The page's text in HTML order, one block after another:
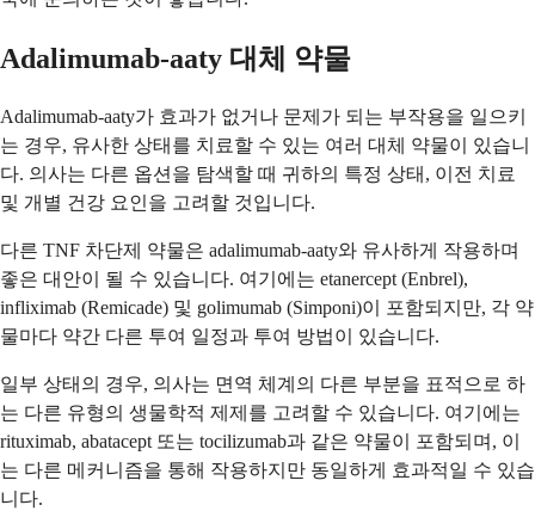
Adalimumab-aaty 대체 약물
Adalimumab-aaty가 효과가 없거나 문제가 되는 부작용을 일으키
는 경우, 유사한 상태를 치료할 수 있는 여러 대체 약물이 있습니
다. 의사는 다른 옵션을 탐색할 때 귀하의 특정 상태, 이전 치료
및 개별 건강 요인을 고려할 것입니다.
다른 TNF 차단제 약물은 adalimumab-aaty와 유사하게 작용하며
좋은 대안이 될 수 있습니다. 여기에는 etanercept (Enbrel),
infliximab (Remicade) 및 golimumab (Simponi)이 포함되지만, 각 약
물마다 약간 다른 투여 일정과 투여 방법이 있습니다.
일부 상태의 경우, 의사는 면역 체계의 다른 부분을 표적으로 하
는 다른 유형의 생물학적 제제를 고려할 수 있습니다. 여기에는
rituximab, abatacept 또는 tocilizumab과 같은 약물이 포함되며, 이
는 다른 메커니즘을 통해 작용하지만 동일하게 효과적일 수 있습
니다.